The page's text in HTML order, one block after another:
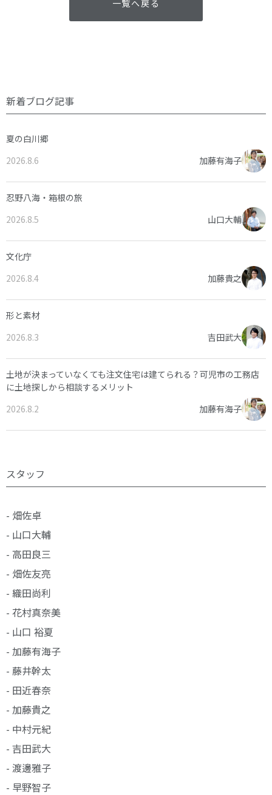
一覧へ戻る
新着ブログ記事
夏の白川郷
2026.8.6
加藤有海子
忍野八海・箱根の旅
2026.8.5
山口大輔
文化庁
2026.8.4
加藤貴之
形と素材
2026.8.3
吉田武大
土地が決まっていなくても注文住宅は建てられる？可児市の工務店
に土地探しから相談するメリット
2026.8.2
加藤有海子
スタッフ
- 畑佐卓
- 山口大輔
- 高田良三
- 畑佐友亮
- 織田尚利
- 花村真奈美
- 山口 裕夏
- 加藤有海子
- 藤井幹太
- 田近春奈
- 加藤貴之
- 中村元紀
- 吉田武大
- 渡邊雅子
- 早野智子